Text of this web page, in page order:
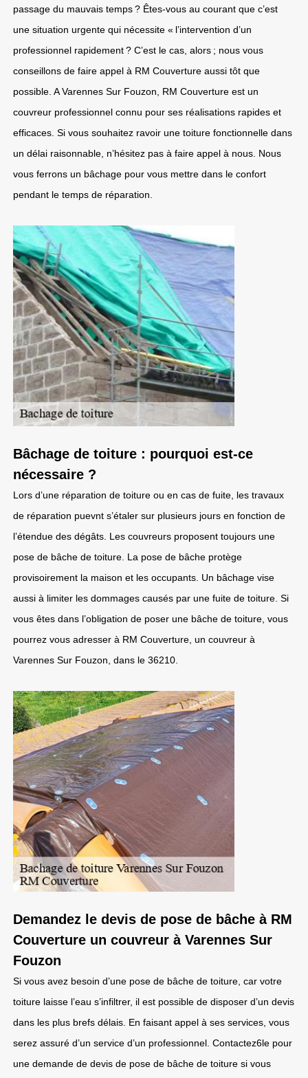
passage du mauvais temps ? Êtes-vous au courant que c’est
une situation urgente qui nécessite « l’intervention d’un
professionnel rapidement ? C’est le cas, alors ; nous vous
conseillons de faire appel à RM Couverture aussi tôt que
possible. A Varennes Sur Fouzon, RM Couverture est un
couvreur professionnel connu pour ses réalisations rapides et
efficaces. Si vous souhaitez ravoir une toiture fonctionnelle dans
un délai raisonnable, n’hésitez pas à faire appel à nous. Nous
vous ferrons un bâchage pour vous mettre dans le confort
pendant le temps de réparation.
Bâchage de toiture : pourquoi est-ce
nécessaire ?
Lors d’une réparation de toiture ou en cas de fuite, les travaux
de réparation puevnt s’étaler sur plusieurs jours en fonction de
l’étendue des dégâts. Les couvreurs proposent toujours une
pose de bâche de toiture. La pose de bâche protège
provisoirement la maison et les occupants. Un bâchage vise
aussi à limiter les dommages causés par une fuite de toiture. Si
vous êtes dans l’obligation de poser une bâche de toiture, vous
pourrez vous adresser à RM Couverture, un couvreur à
Varennes Sur Fouzon, dans le 36210.
Demandez le devis de pose de bâche à RM
Couverture un couvreur à Varennes Sur
Fouzon
Si vous avez besoin d’une pose de bâche de toiture, car votre
toiture laisse l’eau s’infiltrer, il est possible de disposer d’un devis
dans les plus brefs délais. En faisant appel à ses services, vous
serez assuré d’un service d’un professionnel. Contactez6le pour
une demande de devis de pose de bâche de toiture si vous